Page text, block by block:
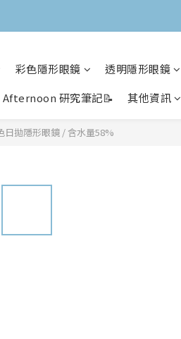
彩色隱形眼鏡
透明隱形眼鏡
Afternoon 研究筆記📝 其他資訊
日拋隱形眼鏡 / 含水量58%